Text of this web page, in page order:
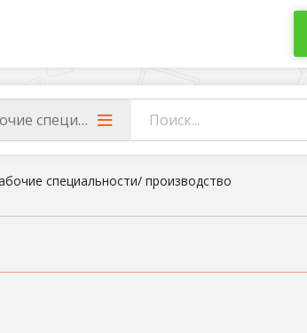
специальности/ производство
специальности/ производство